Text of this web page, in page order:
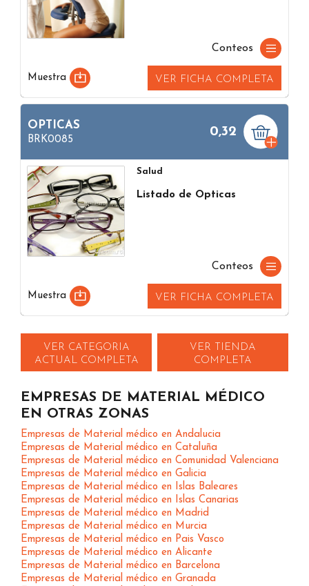
Conteos
Muestra VER FICHA COMPLETA
OPTICAS
BRK0085
0,32
Salud
Listado de Opticas
Conteos
Muestra VER FICHA COMPLETA
VER CATEGORIA
ACTUAL COMPLETA
VER TIENDA
COMPLETA
EMPRESAS DE MATERIAL MÉDICO
EN OTRAS ZONAS
Empresas de Material médico en Andalucia
Empresas de Material médico en Cataluña
Empresas de Material médico en Comunidad Valenciana
Empresas de Material médico en Galicia
Empresas de Material médico en Islas Baleares
Empresas de Material médico en Islas Canarias
Empresas de Material médico en Madrid
Empresas de Material médico en Murcia
Empresas de Material médico en Pais Vasco
Empresas de Material médico en Alicante
Empresas de Material médico en Barcelona
Empresas de Material médico en Granada